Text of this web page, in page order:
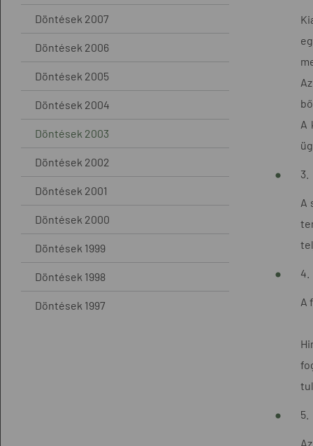
Döntések 2007
Döntések 2006
Döntések 2005
Döntések 2004
Döntések 2003
Döntések 2002
Döntések 2001
Döntések 2000
Döntések 1999
Döntések 1998
Döntések 1997
A
3.
A
4.
A
5.